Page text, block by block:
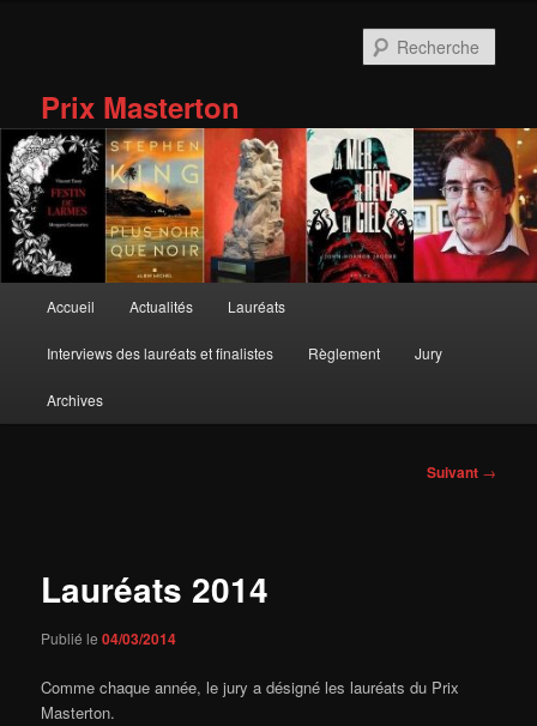
Prix Masterton
principal
Accueil Actualités Lauréats
Interviews des lauréats et finalistes Règlement Jury
Archives
Suivant →
Lauréats 2014
Publié le04/03/2014
Comme chaque année, le jury a désigné les lauréats du Prix
Masterton.